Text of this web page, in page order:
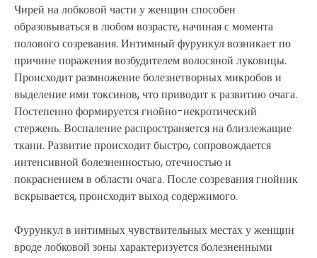
Чирей на лобковой части у женщин способен
образовываться в любом возрасте, начиная с момента
полового созревания. Интимный фурункул возникает по
причине поражения возбудителем волосяной луковицы.
Происходит размножение болезнетворных микробов и
выделение ими токсинов, что приводит к развитию очага.
Постепенно формируется гнойно-некротический
стержень. Воспаление распространяется на близлежащие
ткани. Развитие происходит быстро, сопровождается
интенсивной болезненностью, отечностью и
покраснением в области очага. После созревания гнойник
вскрывается, происходит выход содержимого.
Фурункул в интимных чувствительных местах у женщин
вроде лобковой зоны характеризуется болезненными